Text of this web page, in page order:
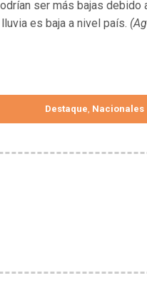
ser más bajas debido
es baja a nivel país.
Destaque, Nacionales